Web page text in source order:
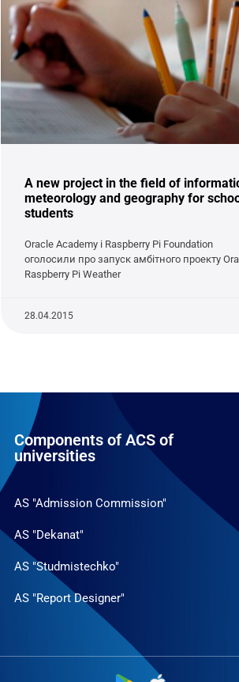
A new project in the field of
meteorology and geography for
students
Oracle Academy і Raspberry Pi Foundation
оголосили про запуск амбітного проекту
Raspberry Pi Weather
28.04.2015
Components of ACS of
universities
AS "Admission Commission"
AS "Dekanat"
AS "Studmistechko"
AS "Report Designer"